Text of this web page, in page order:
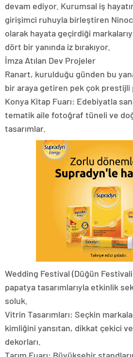
devam ediyor. Kurumsal iş
girişimci ruhuyla birleştiren
olarak hayata geçirdiği
dört bir yanında iz bırakıyor.
İmza Atılan Dev Projeler
​Ranart, kurulduğu günden bu
bir araya getiren pek çok prestijli
Konya Kitap Fuarı: Edebiyatla
tematik aile fotoğraf tüneli ve
tasarımlar.
Wedding Festival (Düğün
papatya tasarımlarıyla etkinlik
soluk.
Vitrin Tasarımları: Seçkin
kimliğini yansıtan, dikkat çekici
dekorları.